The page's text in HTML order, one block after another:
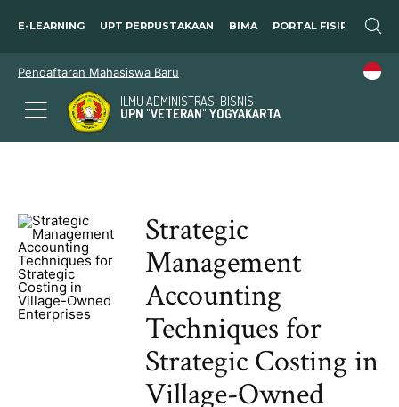
E-LEARNING UPT PERPUSTAKAAN BIMA PORTAL FISIP
Pendaftaran Mahasiswa Baru
ILMU ADMINISTRASI BISNIS
UPN "VETERAN" YOGYAKARTA
Strategic
Management
Accounting
Techniques for
Strategic Costing in
Village-Owned